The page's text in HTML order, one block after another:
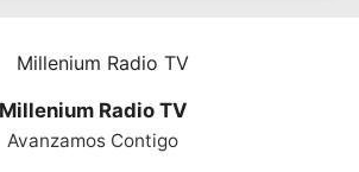
Millenium Radio TV
Avanzamos Contigo